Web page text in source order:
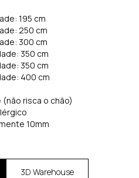
195 cm
250 cm
300 cm
350 cm
350 cm
400 cm
risca o chão)
10mm
3D Warehouse